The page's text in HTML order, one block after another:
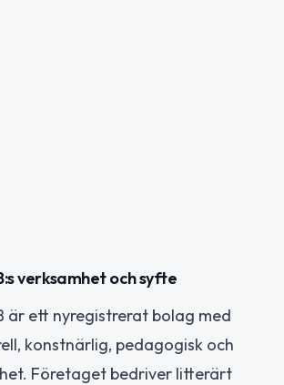
verksamhet och syfte
är ett nyregistrerat bolag med
konstnärlig, pedagogisk och
Företaget bedriver litterärt